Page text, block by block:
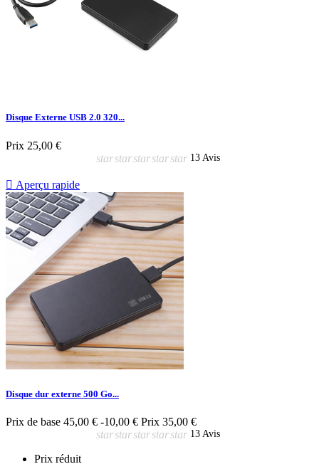
Disque Externe USB 2.0 320...
Prix 25,00 €
starstarstarstarstar 13 Avis
 Aperçu rapide
Disque dur externe 500 Go...
Prix de base 45,00 € -10,00 € Prix 35,00 €
starstarstarstarstar 13 Avis
Prix réduit